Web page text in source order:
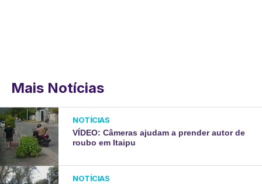
Mais Notícias
NOTÍCIAS
VÍDEO: Câmeras ajudam a prender autor de
roubo em Itaipu
NOTÍCIAS